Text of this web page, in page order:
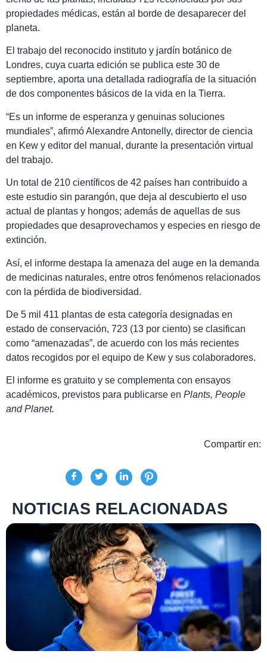
propiedades médicas, están al borde de desaparecer del
planeta.
El trabajo del reconocido instituto y jardín botánico de
Londres, cuya cuarta edición se publica este 30 de
septiembre, aporta una detallada radiografía de la situación
de dos componentes básicos de la vida en la Tierra.
Es un informe de esperanza y genuinas soluciones
mundiales , afirmó Alexandre Antonelly, director de ciencia
en Kew y editor del manual, durante la presentación virtual
del trabajo.
Un total de 210 científicos de 42 países han contribuido a
este estudio sin parangón, que deja al descubierto el uso
actual de plantas y hongos; además de aquellas de sus
propiedades que desaprovechamos y especies en riesgo de
extinción.
Así, el informe destapa la amenaza del auge en la demanda
de medicinas naturales, entre otros fenómenos relacionados
con la pérdida de biodiversidad.
De 5 mil 411 plantas de esta categoría designadas en
estado de conservación, 723 (13 por ciento) se clasifican
como amenazadas , de acuerdo con los más recientes
datos recogidos por el equipo de Kew y sus colaboradores.
El informe es gratuito y se complementa con ensayos
académicos, previstos para publicarse en Plants, People
and Planet.
Compartir en:
NOTICIAS RELACIONADAS